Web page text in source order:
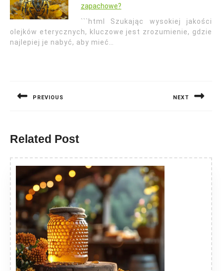
zapachowe?
```html Szukając wysokiej jakości
olejków eterycznych, kluczowe jest zrozumienie, gdzie
najlepiej je nabyć, aby mieć…
PREVIOUS NEXT
Related Post